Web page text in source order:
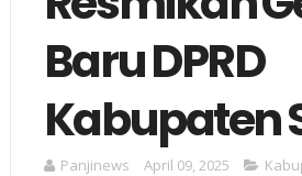
Baru DPRD
Kabupaten
Panjinews April 09, 2025